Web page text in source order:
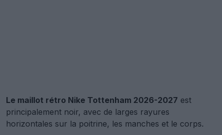
Le maillot rétro Nike Tottenham 2026-2027 est
principalement noir, avec de larges rayures
horizontales sur la poitrine, les manches et le corps.